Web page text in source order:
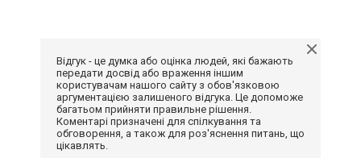
Відгук - це думка або оцінка людей, які бажають
передати досвід або враження іншим
користувачам нашого сайту з обов'язковою
аргументацією залишеного відгука. Це допоможе
багатьом прийняти правильне рішення.
Коментарі призначені для спілкування та
обговорення, а також для роз'яснення питань, що
цікавлять.